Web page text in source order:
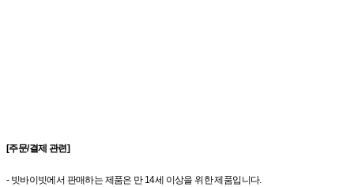
[주문/결제 관련]
- 빗바이빗에서 판매하는 제품은 만 14세 이상을 위한 제품입니다.